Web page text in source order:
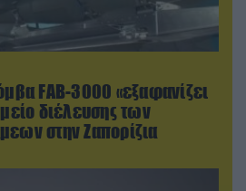
FAB-3000 «εξαφανίζει
διέλευσης των
στην Ζαπορίζια